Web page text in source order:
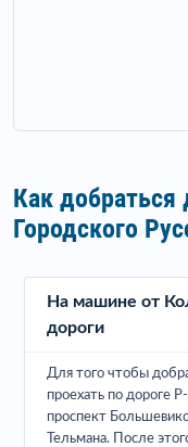
Как добраться
Городского
На машине от
дороги
Для того чтобы
проехать по дороге
проспект
Тельмана. После